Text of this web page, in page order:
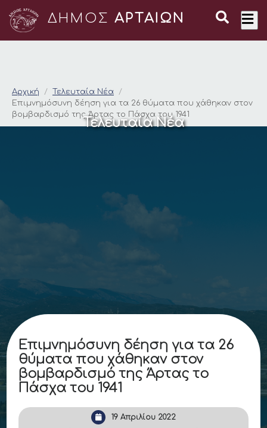
ΔΗΜΟΣ ΑΡΤΑΙΩΝ
Επιμνημόσυνη
Αρχική
Τελευταία Νέα
Επιμνημόσυνη δέηση για τα 26 θύματα που χάθηκαν στον
βομβαρδισμό της Άρτας το Πάσχα του 1941
Τελευταία Νέα
Επιμνημόσυνη δέηση για τα 26
θύματα που χάθηκαν στον
βομβαρδισμό της Άρτας το
Πάσχα του 1941
19 Απριλίου 2022